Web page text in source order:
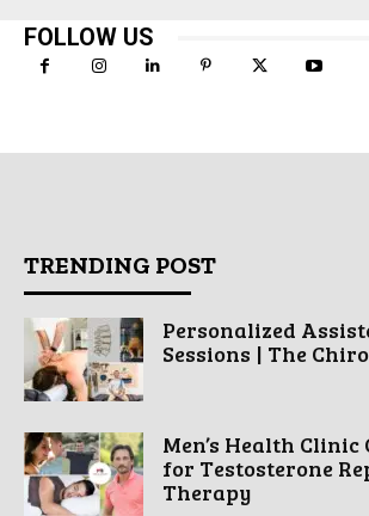
FOLLOW US
TRENDING POST
Personalized
Sessions | The
Men’s Health Clinic
for Testosterone
Therapy